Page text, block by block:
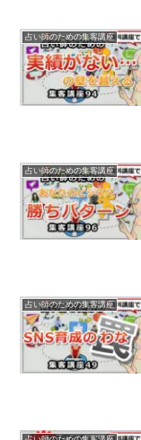
占い師のための集客講座
占い師のための集客講座
占い師のための集客講座